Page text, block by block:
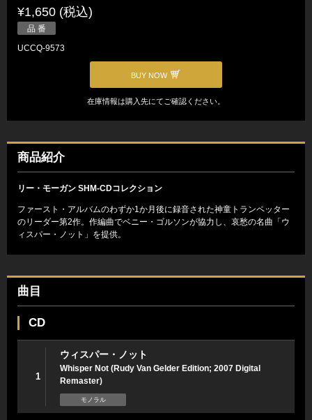
¥1,650 (税込)
品 番
UCCQ-9573
BUY NOW
在庫情報は購入先にてご確認ください。
商品紹介
リー・モーガン SHM-CDコレクション
ファースト・アルバムのわずか1か月後に録音された神童トランペッター
のリーダー第2作。作編曲でベニー・ゴルソンが協力し、哀愁の名曲「ウ
ィスパー・ノット」を提供。
曲目
CD
1
ウィスパー・ノット
Whisper Not (Rudy Van Gelder Edition; 2007 Digital
Remaster)
モノラル